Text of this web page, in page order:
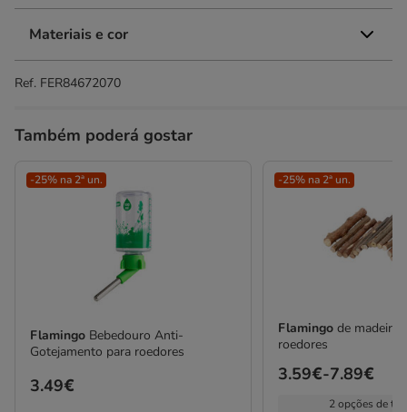
Materiais e cor
Ref. FER84672070
Também poderá gostar
-25% na 2ª un.
Flamingo Bebedouro Anti-
Gotejamento para roedores
Preço
3.49€
-25% na 2ª un.
Flamingode madeira
roedores
Preço
3.59€-7.89€
2 opções de